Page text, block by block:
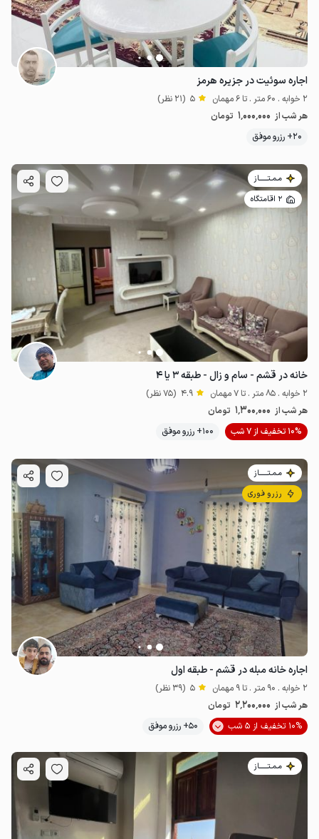
اجاره سوئیت در جزیره هرمز
2 خوابه . 60 متر . تا 6 مهمان 5 (21 نظر)
هر شب از 1٬000٬000 تومان
20+ رزرو موفق
مـمـتــــــاز
2 اقامتگاه
خانه در قشم - سام و زال - طبقه ۳ یا ۴
2 خوابه . 85 متر . تا 7 مهمان 4.9 (75 نظر)
هر شب از 1٬300٬000 تومان
10% تخفیف از 7 شب
100+ رزرو موفق
مـمـتــــــاز
رزرو فوری
اجاره خانه مبله در قشم - طبقه اول
2 خوابه . 90 متر . تا 9 مهمان 5 (39 نظر)
هر شب از 2٬200٬000 تومان
10% تخفیف از 5 شب
50+ رزرو موفق
مـمـتــــــاز